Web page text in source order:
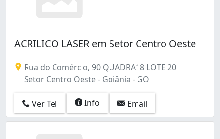
ACRILICO LASER em Setor Centro Oeste
Rua do Comércio, 90 QUADRA18 LOTE 20
Setor Centro Oeste - Goiânia - GO
Ver Tel Info Email